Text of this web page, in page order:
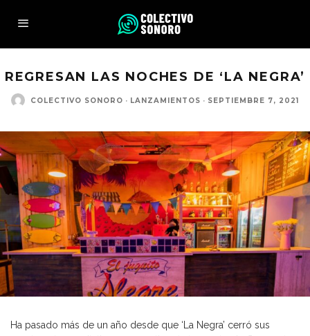
REGRESAN LAS NOCHES DE ‘LA NEGRA’
COLECTIVO SONORO · LANZAMIENTOS · SEPTIEMBRE 7, 2021
Ha pasado más de un año desde que ‘La Negra’ cerró sus